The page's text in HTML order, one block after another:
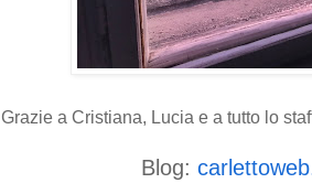
Grazie a Cristiana, Lucia e a tutto lo
Blog: